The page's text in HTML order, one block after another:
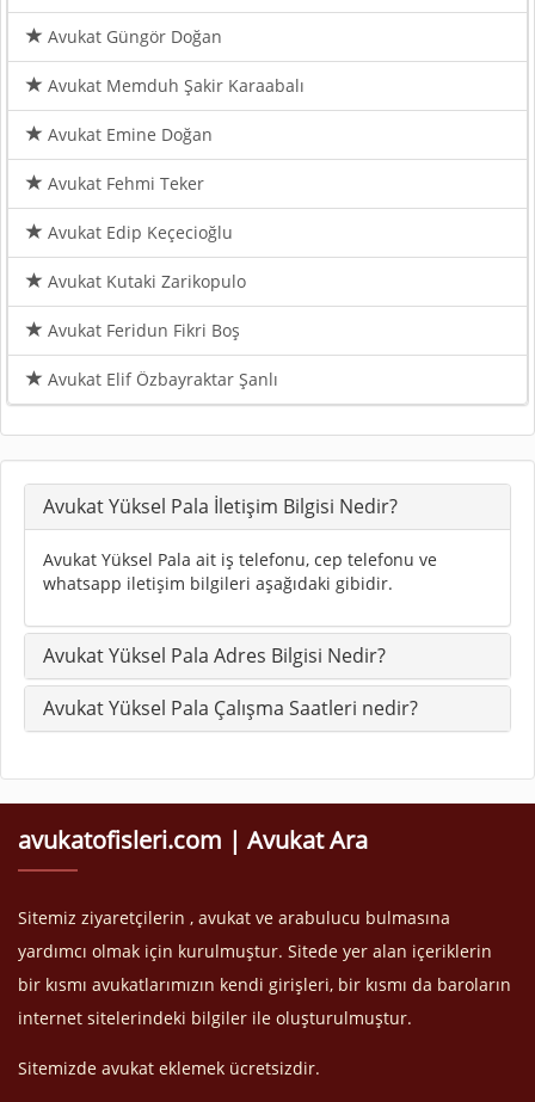
Avukat Güngör Doğan
Avukat Memduh Şakir Karaabalı
Avukat Emine Doğan
Avukat Fehmi Teker
Avukat Edip Keçecioğlu
Avukat Kutaki Zarikopulo
Avukat Feridun Fikri Boş
Avukat Elif Özbayraktar Şanlı
Avukat Yüksel Pala İletişim Bilgisi Nedir?
Avukat Yüksel Pala ait iş telefonu, cep telefonu ve
whatsapp iletişim bilgileri aşağıdaki gibidir.
Avukat Yüksel Pala Adres Bilgisi Nedir?
Avukat Yüksel Pala Çalışma Saatleri nedir?
avukatofisleri.com | Avukat Ara
Sitemiz ziyaretçilerin , avukat ve arabulucu bulmasına
yardımcı olmak için kurulmuştur. Sitede yer alan içeriklerin
bir kısmı avukatlarımızın kendi girişleri, bir kısmı da baroların
internet sitelerindeki bilgiler ile oluşturulmuştur.
Sitemizde avukat eklemek ücretsizdir.